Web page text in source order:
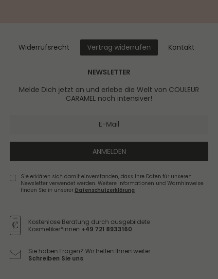
Widerrufs­recht Vertrag widerrufen Kontakt
NEWSLETTER
Melde Dich jetzt an und erlebe die Welt von COULEUR
CARAMEL noch intensiver!
ANMELDEN
Sie erklären sich damit einverstanden, dass Ihre Daten für unseren
Newsletter verwendet werden. Weitere Informationen und Warnhinweise
finden Sie in unserer Daten­schutz­erklärung
Kostenlose Beratung durch ausgebildete
Kosmetiker*innen +49 721 8933160
Sie haben Fragen? Wir helfen Ihnen weiter.
Schreiben Sie uns